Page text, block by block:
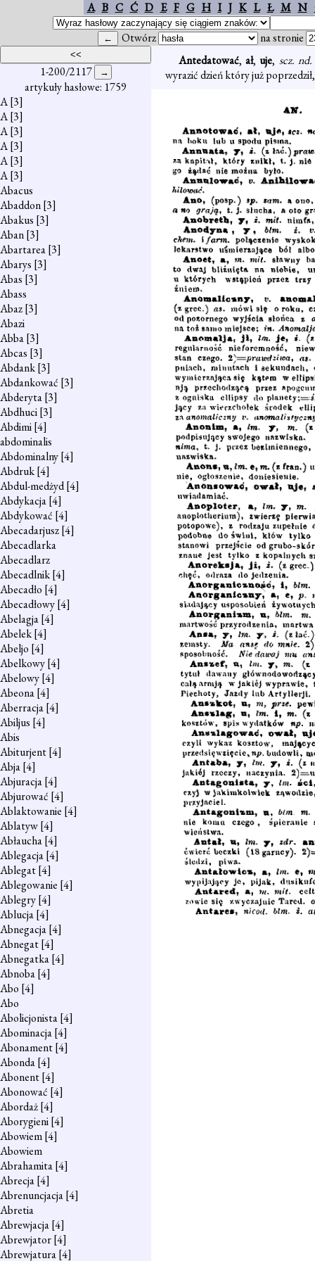
A B C Ć D E F G H I J K L Ł M N
Otwórz na stronie
1-200/2117
artykuły hasłowe: 1759
A[3]
A[3]
A[3]
A[3]
A[3]
A[3]
Abacus
Abaddon[3]
Abakus [3]
Aban[3]
Abartarea[3]
Abarys [3]
Abas [3]
Abass
Abaz[3]
Abazi
Abba[3]
Abcas [3]
Abdank[3]
Abdankować [3]
Abderyta[3]
Abdhuci[3]
Abdimi[4]
abdominalis
Abdominalny[4]
Abdruk[4]
Abdul-medżyd[4]
Abdykacja[4]
Abdykować [4]
Abecadarjusz[4]
Abecadlarka
Abecadlarz
Abecadlnik[4]
Abecadło [4]
Abecadłowy[4]
Abelagja[4]
Abelek[4]
Abeljo [4]
Abelkowy[4]
Abelowy[4]
Abeona[4]
Aberracja[4]
Abiljus [4]
Abis
Abiturjent[4]
Abja[4]
Abjuracja[4]
Abjurować [4]
Ablaktowanie [4]
Ablatyw[4]
Abłaucha[4]
Ablegacja[4]
Ablegat[4]
Ablegowanie [4]
Ablegry[4]
Ablucja[4]
Abnegacja[4]
Abnegat[4]
Abnegatka[4]
Abnoba[4]
Abo [4]
Abo
Abolicjonista[4]
Abominacja[4]
Abonament[4]
Abonda[4]
Abonent[4]
Abonować [4]
Abordaż[4]
Aborygieni[4]
Abowiem[4]
Abowiem
Abrahamita[4]
Abrecja[4]
Abrenuncjacja[4]
Abretia
Abrewjacja[4]
Abrewjator[4]
Abrewjatura[4]
Antedatować,ał, uje, scz.
wyrazić dzień który już